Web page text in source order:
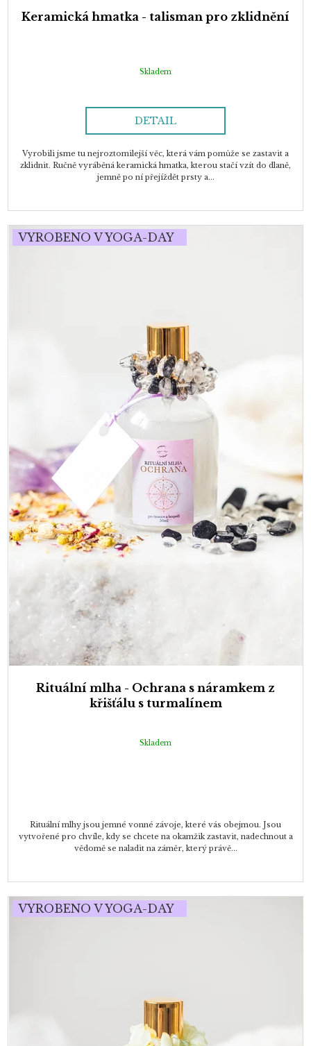
Keramická hmatka - talisman pro zklidnění
Skladem
DETAIL
Vyrobili jsme tu nejroztomilejší věc, která vám pomůže se zastavit a
zklidnit. Ručně vyráběná keramická hmatka, kterou stačí vzít do dlaně,
jemně po ní přejíždět prsty a...
VYROBENO V YOGA-DAY
Rituální mlha - Ochrana s náramkem z
křišťálu s turmalínem
Skladem
Rituální mlhy jsou jemné vonné závoje, které vás obejmou. Jsou
vytvořené pro chvíle, kdy se chcete na okamžik zastavit, nadechnout a
vědomě se naladit na záměr, který právě...
VYROBENO V YOGA-DAY